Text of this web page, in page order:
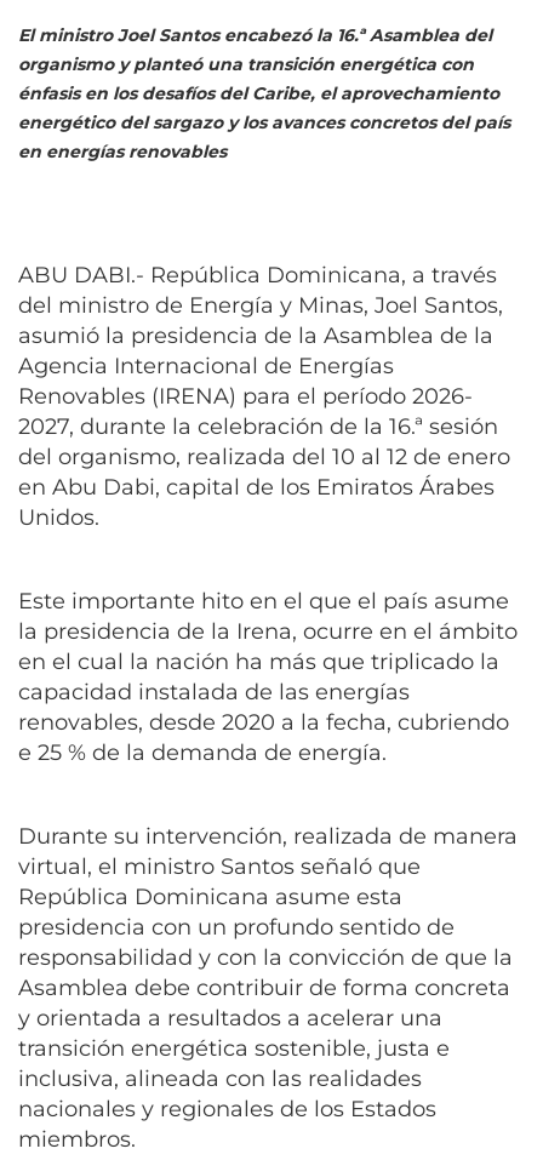
El ministro Joel Santos encabezó la 16.ª Asamblea del
organismo y planteó una transición energética con
énfasis en los desafíos del Caribe, el aprovechamiento
energético del sargazo y los avances concretos del país
en energías renovables
ABU DABI.- República Dominicana, a través
del ministro de Energía y Minas, Joel Santos,
asumió la presidencia de la Asamblea de la
Agencia Internacional de Energías
Renovables (IRENA) para el período 2026-
2027, durante la celebración de la 16.ª sesión
del organismo, realizada del 10 al 12 de enero
en Abu Dabi, capital de los Emiratos Árabes
Unidos.
Este importante hito en el que el país asume
la presidencia de la Irena, ocurre en el ámbito
en el cual la nación ha más que triplicado la
capacidad instalada de las energías
renovables, desde 2020 a la fecha, cubriendo
e 25 % de la demanda de energía.
Durante su intervención, realizada de manera
virtual, el ministro Santos señaló que
República Dominicana asume esta
presidencia con un profundo sentido de
responsabilidad y con la convicción de que la
Asamblea debe contribuir de forma concreta
y orientada a resultados a acelerar una
transición energética sostenible, justa e
inclusiva, alineada con las realidades
nacionales y regionales de los Estados
miembros.